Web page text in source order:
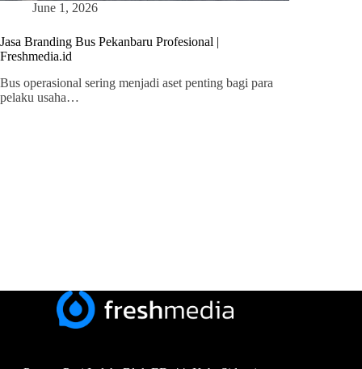
June 1, 2026
Jasa Branding Bus Pekanbaru Profesional |
Freshmedia.id
Bus operasional sering menjadi aset penting bagi para
pelaku usaha…